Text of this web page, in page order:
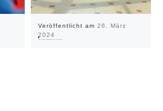
Veröffentlicht am 26. März
2024